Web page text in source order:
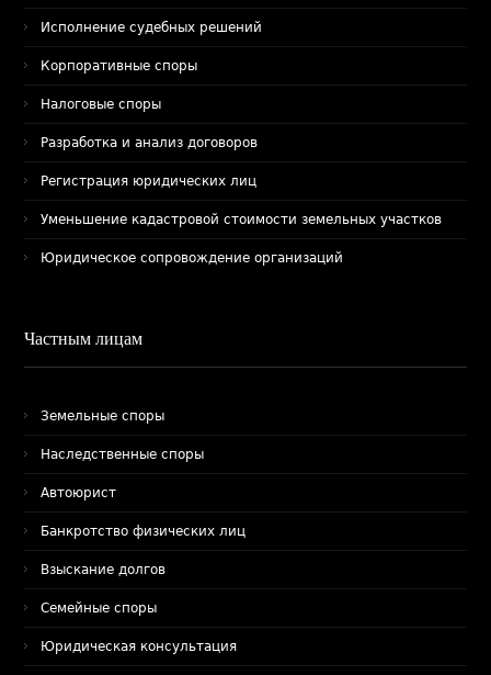
Исполнение судебных решений
Корпоративные споры
Налоговые споры
Разработка и анализ договоров
Регистрация юридических лиц
Уменьшение кадастровой стоимости земельных участков
Юридическое сопровождение организаций
Частным лицам
Земельные споры
Наследственные споры
Автоюрист
Банкротство физических лиц
Взыскание долгов
Семейные споры
Юридическая консультация